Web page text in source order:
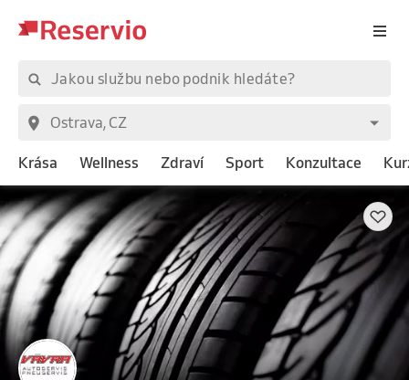
Krása Wellness Zdraví Sport Konzultace